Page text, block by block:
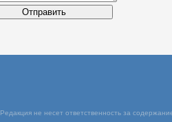
Отправить
Редакция не несет ответственность за